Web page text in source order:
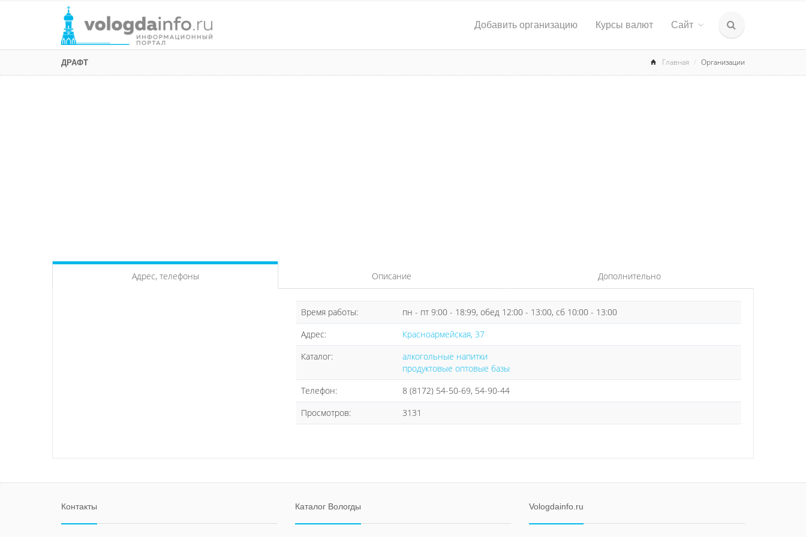
Добавить организацию Курсы валют Сайт
ДРАФТ Главная Организации
Адрес, телефоны Описание Дополнительно
Время работы:
пн - пт 9:00 - 18:99, обед 12:00 - 13:00, сб 10:00 - 13:00
Адрес:
Красноармейская, 37
Каталог:
алкогольные напитки
продуктовые оптовые базы
Телефон:
8 (8172) 54-50-69, 54-90-44
Просмотров:
3131
Контакты Каталог Вологды Vologdainfo.ru